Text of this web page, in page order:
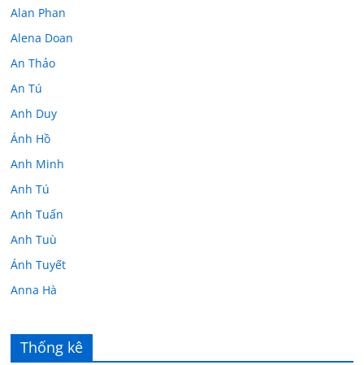
Alan Phan
Alena Doan
An Thảo
An Tú
Anh Duy
Ánh Hồ
Anh Minh
Anh Tú
Anh Tuấn
Anh Tuù
Ánh Tuyết
Anna Hà
Âu Tú Vân
Thống kê